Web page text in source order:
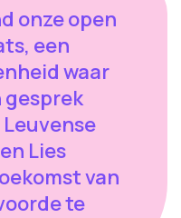
onze open
een
waar
gesprek
Lies
van
te